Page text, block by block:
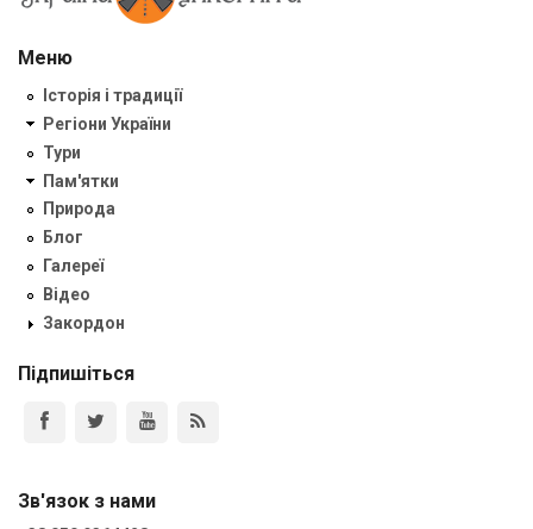
Меню
Історія і традиції
Регіони України
Тури
Пам'ятки
Природа
Блог
Галереї
Відео
Закордон
Підпишіться
Зв'язок з нами